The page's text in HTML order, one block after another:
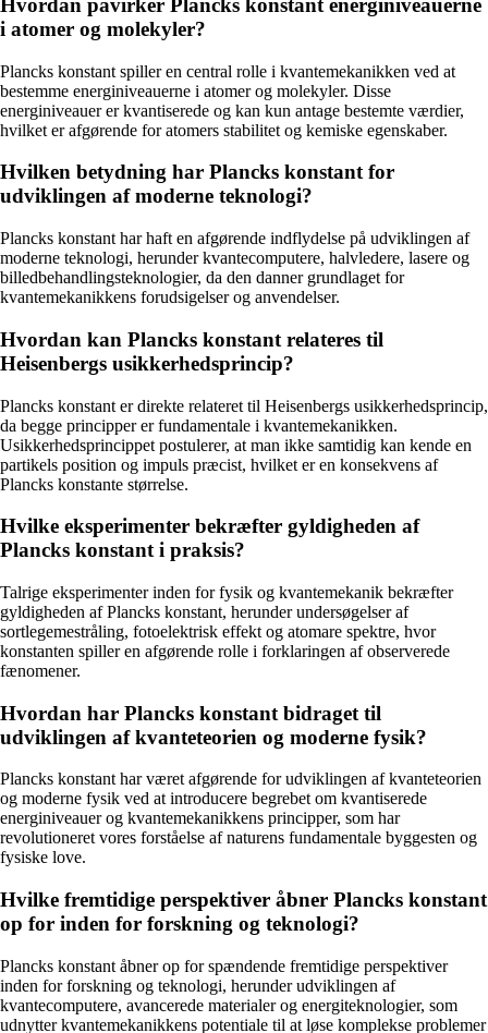
Hvordan påvirker Plancks konstant energiniveauerne
i atomer og molekyler?
Plancks konstant spiller en central rolle i kvantemekanikken ved at
bestemme energiniveauerne i atomer og molekyler. Disse
energiniveauer er kvantiserede og kan kun antage bestemte værdier,
hvilket er afgørende for atomers stabilitet og kemiske egenskaber.
Hvilken betydning har Plancks konstant for
udviklingen af moderne teknologi?
Plancks konstant har haft en afgørende indflydelse på udviklingen af
moderne teknologi, herunder kvantecomputere, halvledere, lasere og
billedbehandlingsteknologier, da den danner grundlaget for
kvantemekanikkens forudsigelser og anvendelser.
Hvordan kan Plancks konstant relateres til
Heisenbergs usikkerhedsprincip?
Plancks konstant er direkte relateret til Heisenbergs usikkerhedsprincip,
da begge principper er fundamentale i kvantemekanikken.
Usikkerhedsprincippet postulerer, at man ikke samtidig kan kende en
partikels position og impuls præcist, hvilket er en konsekvens af
Plancks konstante størrelse.
Hvilke eksperimenter bekræfter gyldigheden af
Plancks konstant i praksis?
Talrige eksperimenter inden for fysik og kvantemekanik bekræfter
gyldigheden af Plancks konstant, herunder undersøgelser af
sortlegemestråling, fotoelektrisk effekt og atomare spektre, hvor
konstanten spiller en afgørende rolle i forklaringen af observerede
fænomener.
Hvordan har Plancks konstant bidraget til
udviklingen af kvanteteorien og moderne fysik?
Plancks konstant har været afgørende for udviklingen af kvanteteorien
og moderne fysik ved at introducere begrebet om kvantiserede
energiniveauer og kvantemekanikkens principper, som har
revolutioneret vores forståelse af naturens fundamentale byggesten og
fysiske love.
Hvilke fremtidige perspektiver åbner Plancks konstant
op for inden for forskning og teknologi?
Plancks konstant åbner op for spændende fremtidige perspektiver
inden for forskning og teknologi, herunder udviklingen af
kvantecomputere, avancerede materialer og energiteknologier, som
udnytter kvantemekanikkens potentiale til at løse komplekse problemer